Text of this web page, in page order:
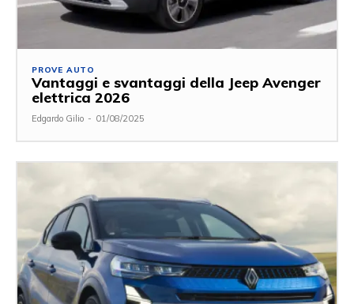
PROVE AUTO
Vantaggi e svantaggi della Jeep Avenger
elettrica 2026
Edgardo Gilio - 01/08/2025